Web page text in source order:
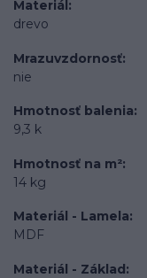
Materiál
drevo
Mrazuvzdornosť
nie
Hmotnosť balenia
9,3 k
Hmotnosť na m²
14 kg
Materiál - Lamela
MDF
Materiál - Základ